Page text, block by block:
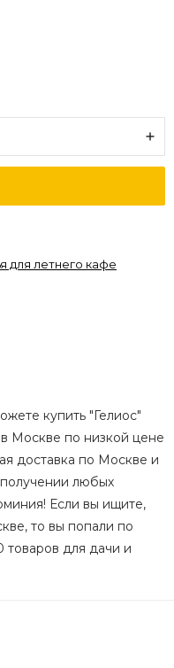
для летнего кафе
купить "Гелиос"
Москве по низкой цене
доставка по Москве и
любых
Если вы ищите,
то вы попали по
товаров для дачи и